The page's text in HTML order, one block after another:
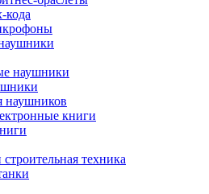
кода
наушники
наушников
книги
техника